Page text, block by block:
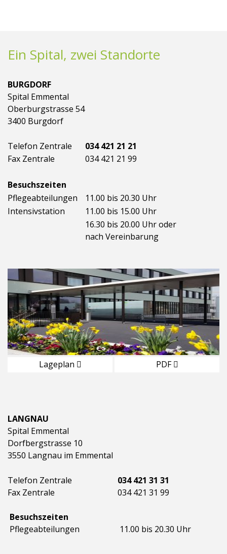
Ein Spital, zwei Standorte
BURGDORF
Spital Emmental
Oberburgstrasse 54
3400 Burgdorf
Telefon Zentrale
034 421 21 21
Fax Zentrale
034 421 21 99
Besuchszeiten
Pflegeabteilungen
11.00 bis 20.30 Uhr
Intensivstation
11.00 bis 15.00 Uhr
16.30 bis 20.00 Uhr oder
nach Vereinbarung
Lageplan PDF
LANGNAU
Spital Emmental
Dorfbergstrasse 10
3550 Langnau im Emmental
Telefon Zentrale
034 421 31 31
Fax Zentrale
034 421 31 99
Besuchszeiten
Pflegeabteilungen
11.00 bis 20.30 Uhr